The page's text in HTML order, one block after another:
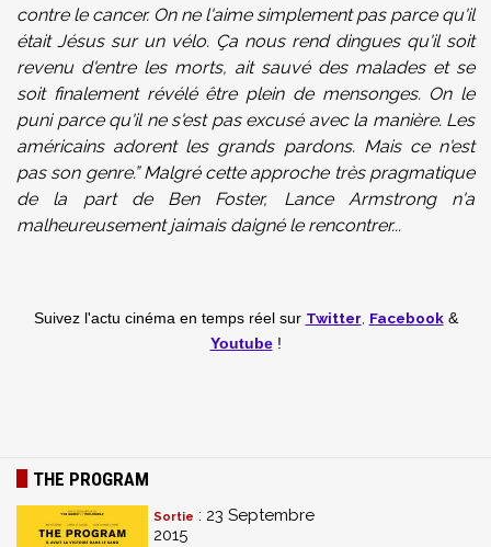
contre le cancer. On ne l'aime simplement pas parce qu'il
était Jésus sur un vélo. Ça nous rend dingues qu'il soit
revenu d'entre les morts, ait sauvé des malades et se
soit finalement révélé être plein de mensonges. On le
puni parce qu'il ne s'est pas excusé avec la manière. Les
américains adorent les grands pardons. Mais ce n'est
pas son genre.” Malgré cette approche très pragmatique
de la part de Ben Foster, Lance Armstrong n'a
malheureusement jaimais daigné le rencontrer...
Suivez l'actu cinéma en temps réel sur Twitter Facebook&
Youtube!
THE PROGRAM
Sortie : 23 Septembre
2015